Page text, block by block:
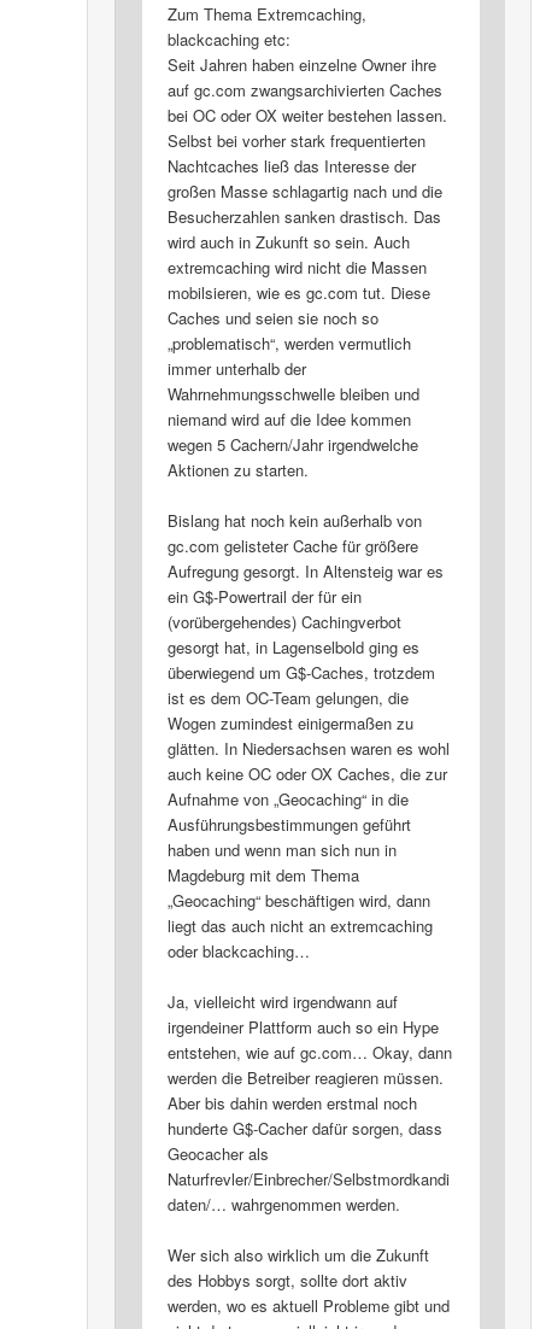
Zum Thema Extremcaching,
blackcaching etc:
Seit Jahren haben einzelne Owner ihre
auf gc.com zwangsarchivierten Caches
bei OC oder OX weiter bestehen lassen.
Selbst bei vorher stark frequentierten
Nachtcaches ließ das Interesse der
großen Masse schlagartig nach und die
Besucherzahlen sanken drastisch. Das
wird auch in Zukunft so sein. Auch
extremcaching wird nicht die Massen
mobilsieren, wie es gc.com tut. Diese
Caches und seien sie noch so
„problematisch“, werden vermutlich
immer unterhalb der
Wahrnehmungsschwelle bleiben und
niemand wird auf die Idee kommen
wegen 5 Cachern/Jahr irgendwelche
Aktionen zu starten.
Bislang hat noch kein außerhalb von
gc.com gelisteter Cache für größere
Aufregung gesorgt. In Altensteig war es
ein G$-Powertrail der für ein
(vorübergehendes) Cachingverbot
gesorgt hat, in Lagenselbold ging es
überwiegend um G$-Caches, trotzdem
ist es dem OC-Team gelungen, die
Wogen zumindest einigermaßen zu
glätten. In Niedersachsen waren es wohl
auch keine OC oder OX Caches, die zur
Aufnahme von „Geocaching“ in die
Ausführungsbestimmungen geführt
haben und wenn man sich nun in
Magdeburg mit dem Thema
„Geocaching“ beschäftigen wird, dann
liegt das auch nicht an extremcaching
oder blackcaching…
Ja, vielleicht wird irgendwann auf
irgendeiner Plattform auch so ein Hype
entstehen, wie auf gc.com… Okay, dann
werden die Betreiber reagieren müssen.
Aber bis dahin werden erstmal noch
hunderte G$-Cacher dafür sorgen, dass
Geocacher als
Naturfrevler/Einbrecher/Selbstmordkandi
daten/… wahrgenommen werden.
Wer sich also wirklich um die Zukunft
des Hobbys sorgt, sollte dort aktiv
werden, wo es aktuell Probleme gibt und